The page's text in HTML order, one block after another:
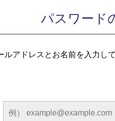
パスワード
アドレスとお名前を入力し